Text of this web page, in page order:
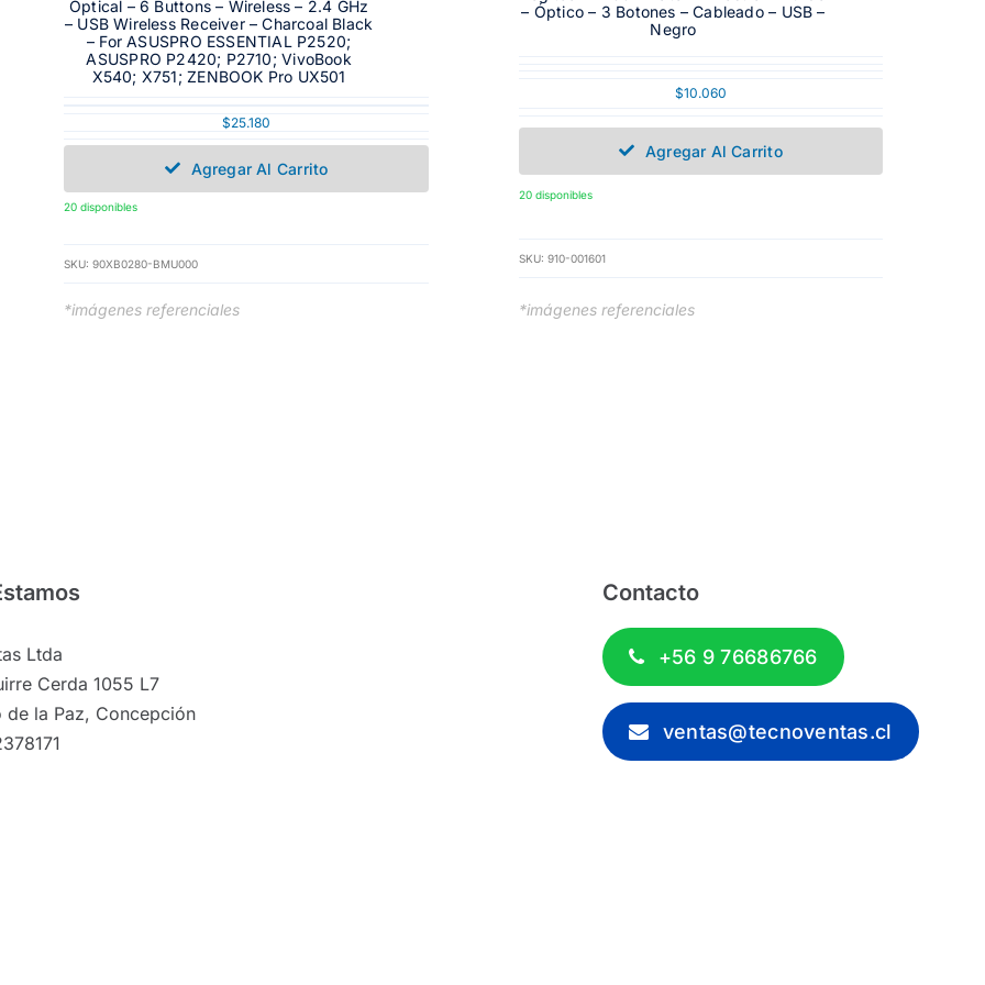
Optical – 6 Buttons – Wireless – 2.4 GHz
– USB Wireless Receiver – Charcoal Black
– For ASUSPRO ESSENTIAL P2520;
ASUSPRO P2420; P2710; VivoBook
X540; X751; ZENBOOK Pro UX501
$25.180
Agregar Al Carrito
20 disponibles
SKU:90XB0280-BMU000
*imágenes referenciales
– Óptico – 3 Botones – Cableado – USB –
Negro
$10.060
Agregar Al Carrito
20 disponibles
SKU: 910-001601
*imágenes referenciales
Ltda
Cerda 1055 L7
de la Paz, Concepción
Contacto
+56 9 76686766
ventas@tecnoventas.cl